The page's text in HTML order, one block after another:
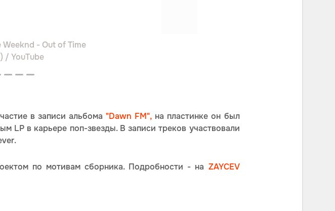
- Out of Time
/ YouTube
в записи альбома "Dawn FM", на пластинке он был
LP в карьере поп-звезды. В записи треков участвовали
по мотивам сборника. Подробности - на ZAYCEV